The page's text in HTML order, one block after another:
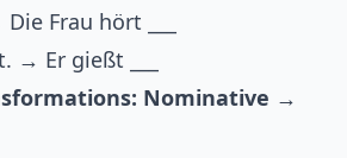
Frau hört ___
→ Er gießt ___
Nominative →